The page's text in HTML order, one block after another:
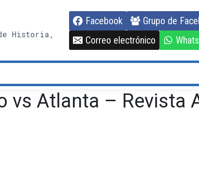
Historia,
Facebook Grupo de
Correo electrónico
vs Atlanta – Revista